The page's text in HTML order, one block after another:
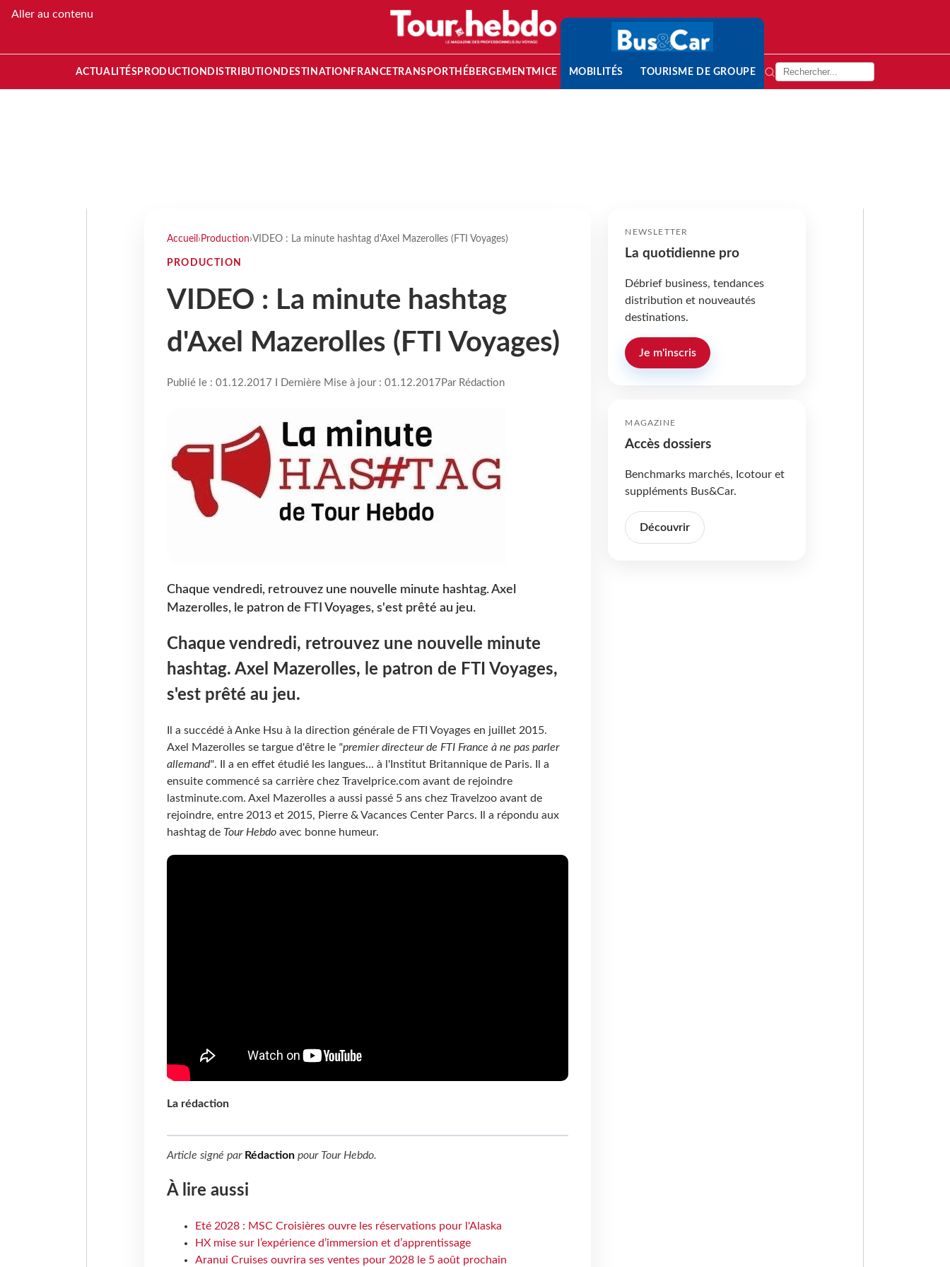
Aller au contenu
ACTUALITÉS PRODUCTION DISTRIBUTION DESTINATION FRANCETRANSPORT HÉBERGEMENTMICE MOBILITÉS TOURISME DE GROUPE
Accueil › Production›VIDEO : La minute hashtag d'Axel Mazerolles (FTI Voyages)
PRODUCTION
VIDEO : La minute hashtag
d'Axel Mazerolles (FTI Voyages)
Publié le : 01.12.2017 I Dernière Mise à jour : 01.12.2017 Par Rédaction
Chaque vendredi, retrouvez une nouvelle minute hashtag. Axel
Mazerolles, le patron de FTI Voyages, s'est prêté au jeu.
Chaque vendredi, retrouvez une nouvelle minute
hashtag. Axel Mazerolles, le patron de FTI Voyages,
s'est prêté au jeu.
Il a succédé à Anke Hsu à la direction générale de FTI Voyages en juillet 2015.
Axel Mazerolles se targue d'être le "premier directeur de FTI France à ne pas parler
allemand". Il a en effet étudié les langues... à l'Institut Britannique de Paris. Il a
ensuite commencé sa carrière chez Travelprice.com avant de rejoindre
lastminute.com. Axel Mazerolles a aussi passé 5 ans chez Travelzoo avant de
rejoindre, entre 2013 et 2015, Pierre & Vacances Center Parcs. Il a répondu aux
hashtag de Tour Hebdoavec bonne humeur.
La rédaction
Article signé par Rédactionpour Tour Hebdo.
À lire aussi
Eté 2028 : MSC Croisières ouvre les réservations pour l'Alaska
HX mise sur l’expérience d’immersion et d’apprentissage
Aranui Cruises ouvrira ses ventes pour 2028 le 5 août prochain
NEWSLETTER
La quotidienne pro
Débrief business, tendances
distribution et nouveautés
destinations.
Je m'inscris
MAGAZINE
Accès dossiers
Benchmarks marchés, Icotour et
suppléments Bus&Car.
Découvrir